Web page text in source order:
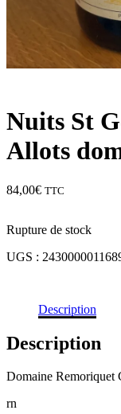
Nuits St
Allots
84,00€ TTC
Rupture de stock
UGS :
Description
Description
Domaine Remoriquet
rn